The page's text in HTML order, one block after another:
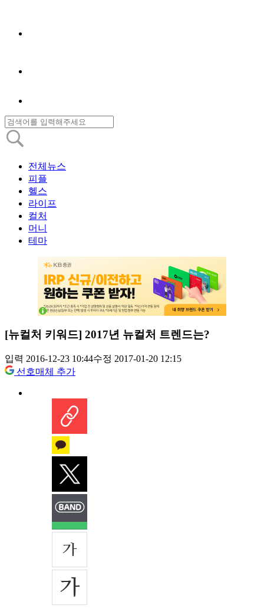
전체뉴스
피플
헬스
라이프
컬처
머니
테마
[뉴컬처 키워드] 2017년 뉴컬처 트렌드는?
입력 2016-12-23 10:44수정 2017-01-20 12:15
선호매체 추가